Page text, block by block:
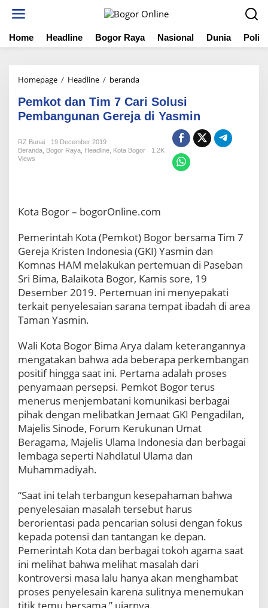
t
Home Headline Bogor Raya Nasional Dunia
Homepage / Headline / beranda
m
k
d
7
a
r
i
S
o
l
u
e
m
b
a
n
u
n
a
n
e
j
a
d
Y
a
s
m
i
Pemkot dan Tim 7 Cari Solusi
Pembangunan Gereja di Yasmin
RZ Bunai
19 December 2019
Beranda Bogor Raya Headline Kota Bogor
1.2K
Views
Kota Bogor – bogorOnline.com
Pemerintah Kota (Pemkot) Bogor bersama Tim 7
Gereja Kristen Indonesia (GKI) Yasmin dan
Komnas HAM melakukan pertemuan di Paseban
Sri Bima, Balaikota Bogor, Kamis sore, 19
Desember 2019. Pertemuan ini menyepakati
terkait penyelesaian sarana tempat ibadah di area
Taman Yasmin.
Wali Kota Bogor Bima Arya dalam keterangannya
mengatakan bahwa ada beberapa perkembangan
positif hingga saat ini. Pertama adalah proses
penyamaan persepsi. Pemkot Bogor terus
menerus menjembatani komunikasi berbagai
pihak dengan melibatkan Jemaat GKI Pengadilan,
Majelis Sinode, Forum Kerukunan Umat
Beragama, Majelis Ulama Indonesia dan berbagai
lembaga seperti Nahdlatul Ulama dan
Muhammadiyah.
“Saat ini telah terbangun kesepahaman bahwa
penyelesaian masalah tersebut harus
berorientasi pada pencarian solusi dengan fokus
kepada potensi dan tantangan ke depan.
Pemerintah Kota dan berbagai tokoh agama saat
ini melihat bahwa melihat masalah dari
kontroversi masa lalu hanya akan menghambat
proses penyelesain karena sulitnya menemukan